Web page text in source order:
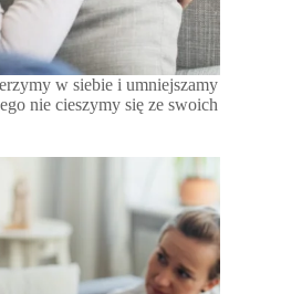
w siebie i umniejszamy
nie cieszymy się ze swoich